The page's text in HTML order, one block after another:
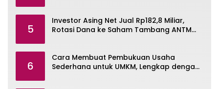
5
Investor Asing Net Jual Rp182,8 Miliar,
Rotasi Dana ke Saham Tambang ANTM
6
Cara Membuat Pembukuan Usaha
Sederhana untuk UMKM, Lengkap dengan